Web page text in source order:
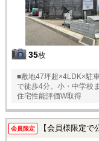
35枚
■敷地47坪超×4LDK×駐
で徒歩4分。小・中学校
住宅性能評価W取得
会員限定 【会員様限定で